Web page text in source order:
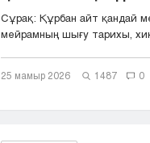
Сұрақ: Құрбан айт қандай
мейрамның шығу тарихы,
25 мамыр 2026 1487 0